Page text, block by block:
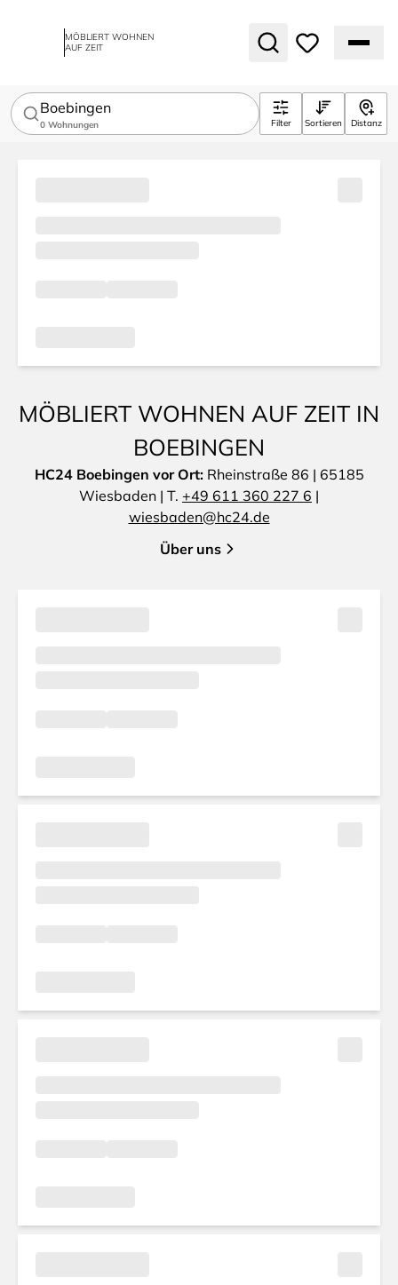
MÖBLIERT WOHNEN
AUF ZEIT
Boebingen
0 Wohnungen Filter Sortieren Distanz
MÖBLIERT WOHNEN AUF ZEIT IN
BOEBINGEN
HC24 Boebingen vor Ort: Rheinstraße 86 | 65185
Wiesbaden | T. +49 611 360 227 6 |
wiesbaden@hc24.de
Über uns